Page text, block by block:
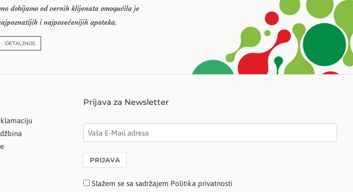
dobijamo od vernih klijenata omogućila je
i najposećenijih apoteka.
DETALJNIJE
Prijava za Newsletter
PRIJAVA
Slažem se sa sadržajem Politika privatnosti